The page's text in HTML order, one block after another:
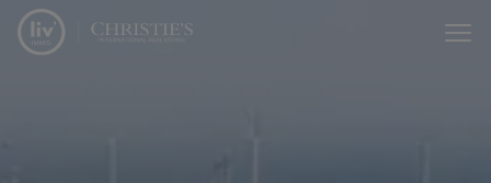
Passer le menu et aller au contenu